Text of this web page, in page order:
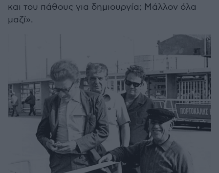
και του πάθους για δημιουργία; Μάλλον όλα
μαζί».